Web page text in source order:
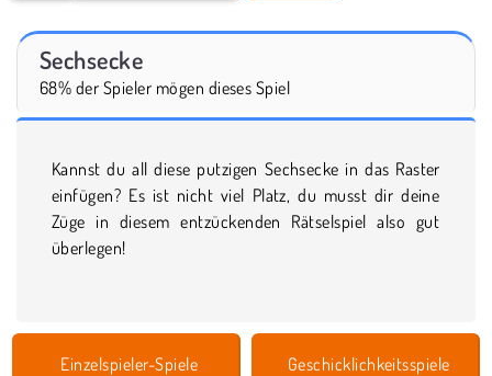
Sechsecke
68% der Spieler mögen dieses Spiel
Kannst du all diese putzigen Sechsecke in das Raster
einfügen? Es ist nicht viel Platz, du musst dir deine
Züge in diesem entzückenden Rätselspiel also gut
überlegen!
Einzelspieler-Spiele Geschicklichkeitsspiele